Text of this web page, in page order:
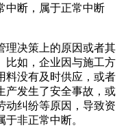
中断，属于正常中断
决策上的原因或者其
比如，企业因与施工方
料没有及时供应，或者
产发生了安全事故，或
动纠纷等原因，导致资
非正常中断。